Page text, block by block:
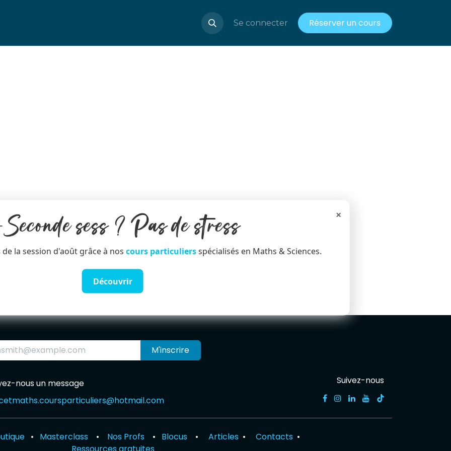
Contacts Ressources gratuites
Se connecter Réserver un cours
M'inscrire
nous un message
ticuliers@hotmail.com
Suivez-nous
• Masterclass • Nos Profs • Blocus • Articles • Contacts •
Ressources gratuites
×
sess ? Pas de stress
de la session d'août grâce à noscours particuliersspécialisés en Maths & Sciences.
Découvrir